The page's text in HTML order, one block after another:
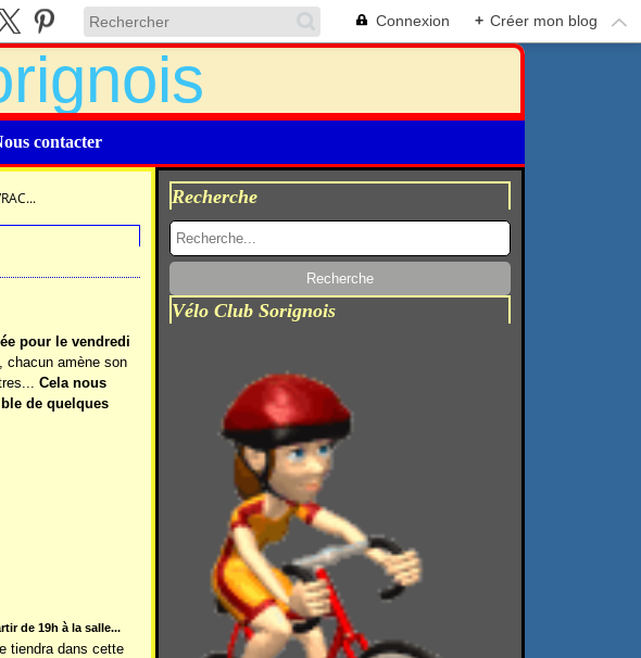
Connexion + Créer mon blog
contacter
pour le vendredi
chacun amène son
Cela nous
de quelques
de 19h à la salle...
tiendra dans cette
Recherche
Vélo Club Sorignois